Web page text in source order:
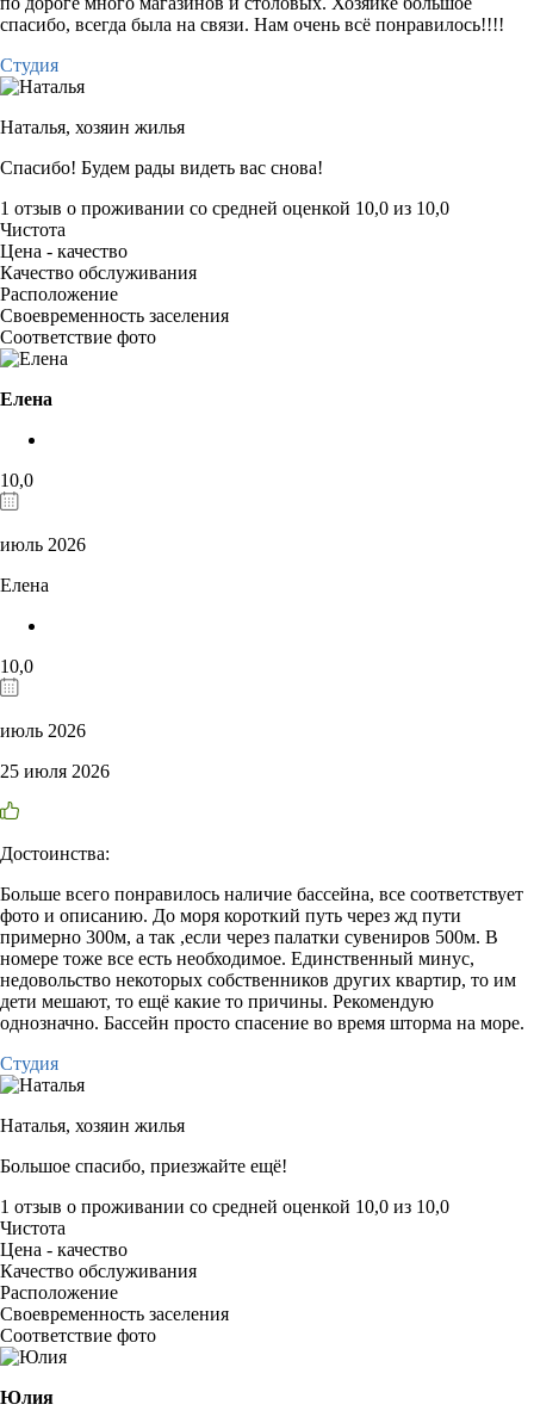
спасибо, всегда была на связи. Нам очень всё понравилось!!!!
Студия
Наталья, хозяин жилья
Спасибо! Будем рады видеть вас снова!
1 отзыв о проживании со средней оценкой 10,0 из 10,0
Чистота
Цена - качество
Качество обслуживания
Расположение
Своевременность заселения
Соответствие фото
Елена
10,0
июль 2026
Елена
10,0
июль 2026
25 июля 2026
Достоинства:
Больше всего понравилось наличие бассейна, все соответствует
фото и описанию. До моря короткий путь через жд пути
примерно 300м, а так ,если через палатки сувениров 500м. В
номере тоже все есть необходимое. Единственный минус,
недовольство некоторых собственников других квартир, то им
дети мешают, то ещё какие то причины. Рекомендую
однозначно. Бассейн просто спасение во время шторма на море.
Студия
Наталья, хозяин жилья
Большое спасибо, приезжайте ещё!
1 отзыв о проживании со средней оценкой 10,0 из 10,0
Чистота
Цена - качество
Качество обслуживания
Расположение
Своевременность заселения
Соответствие фото
Юлия